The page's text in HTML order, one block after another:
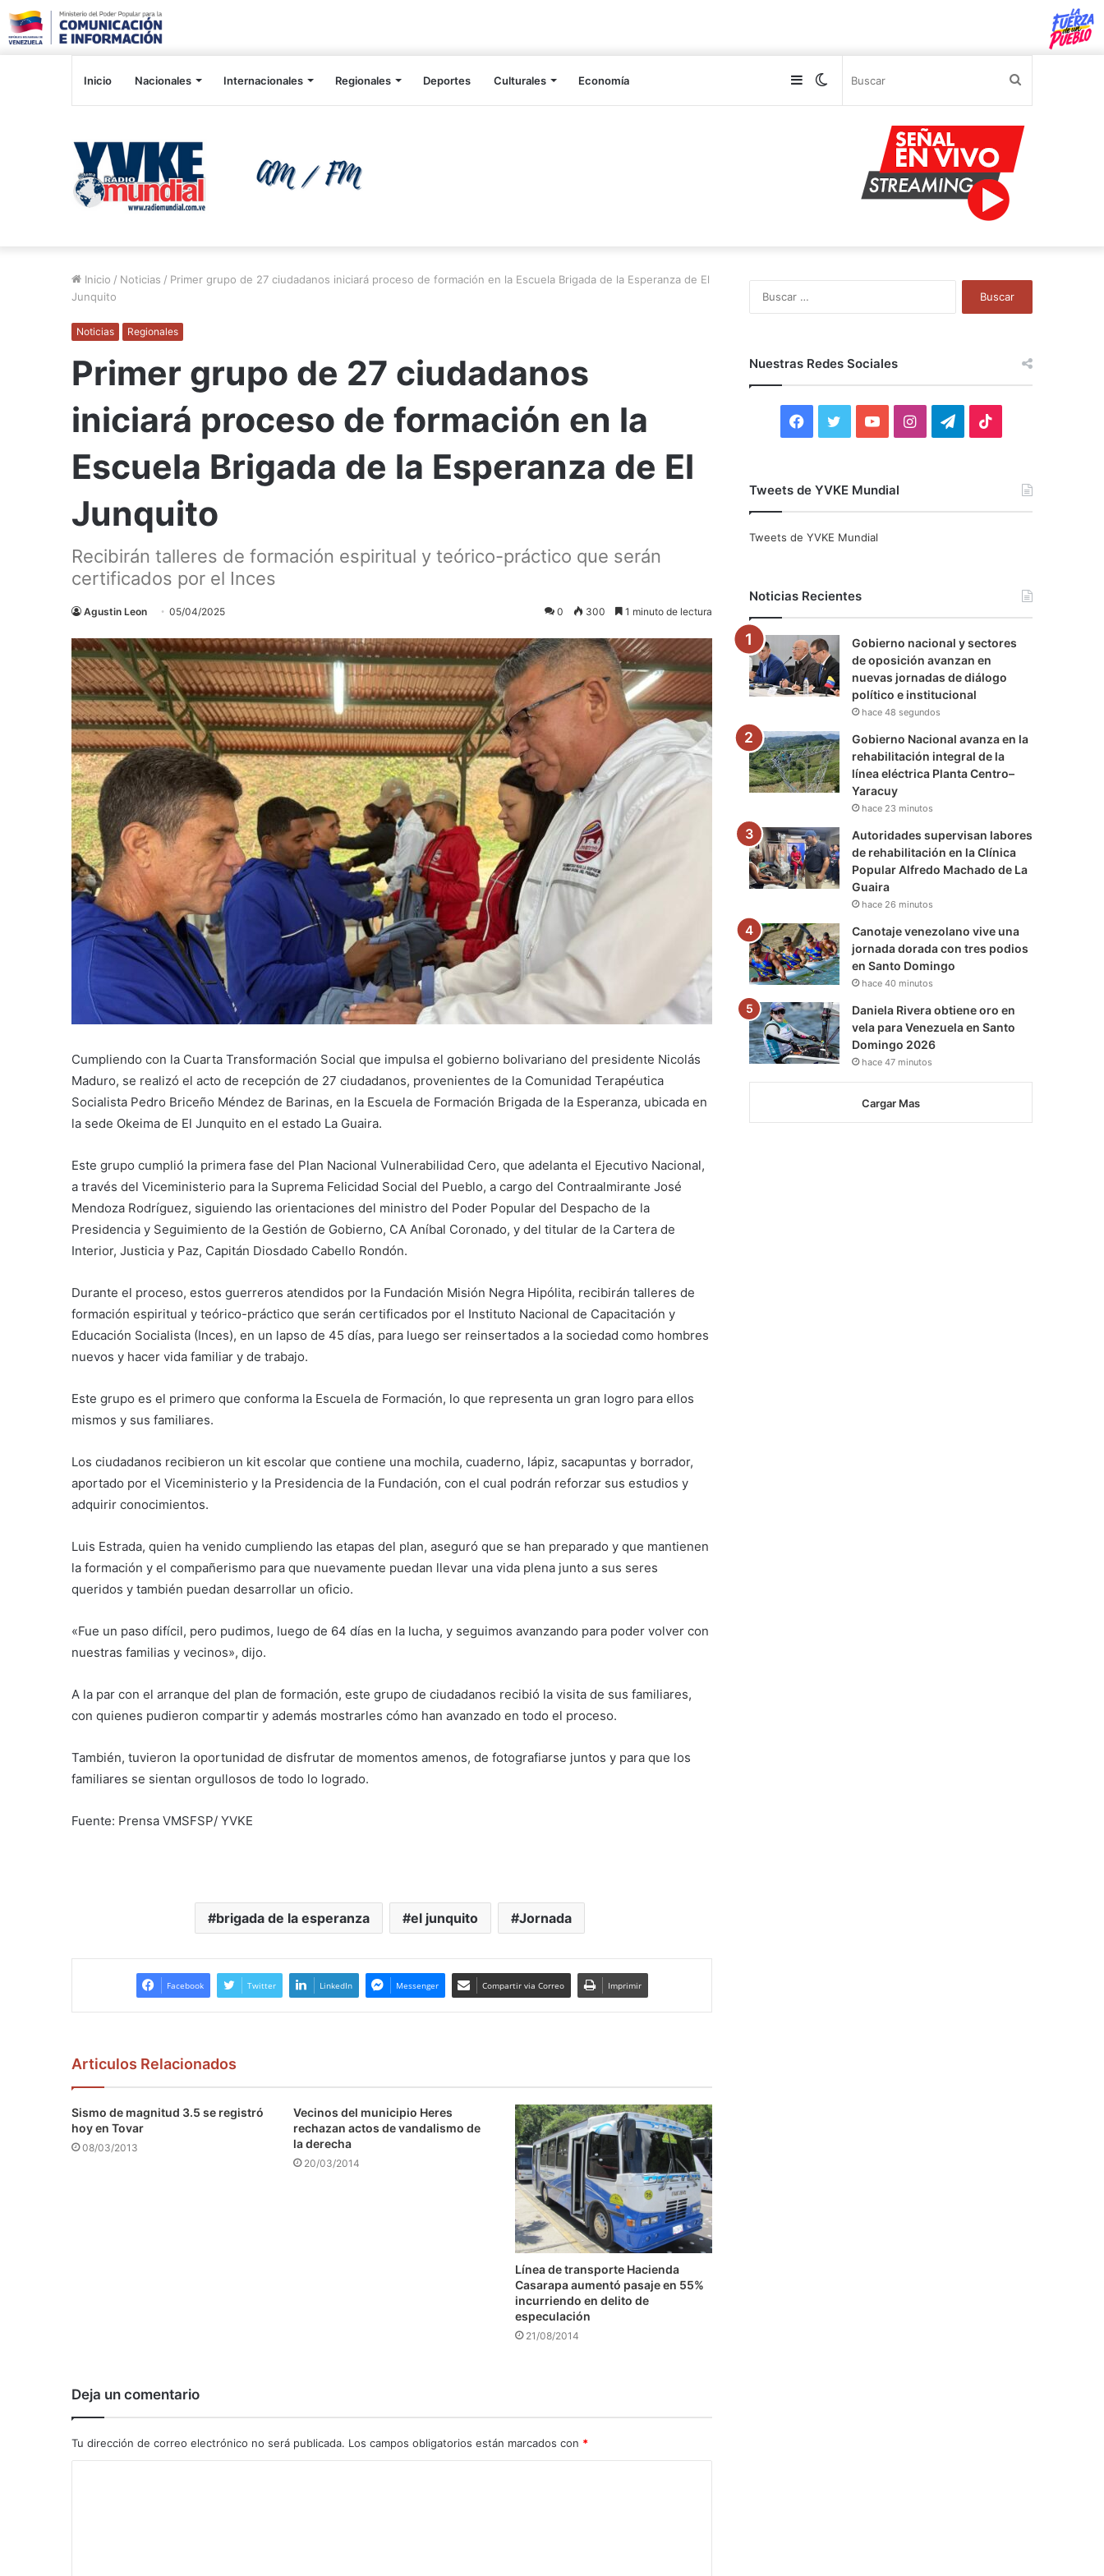
Inicio Nacionales Internacionales Regionales Deportes Culturales Economía Switch
Sidebar
Inicio / Noticias / Primer grupo de 27 ciudadanos iniciará proceso de formación en la Escuela Brigada de la Esperanza de El
Junquito
Noticias Regionales
Primer grupo de 27 ciudadanos
iniciará proceso de formación en la
Escuela Brigada de la Esperanza de El
Junquito
Recibirán talleres de formación espiritual y teórico-práctico que serán
certificados por el Inces
Agustin Leon 05/04/2025 0 300 1 minuto de lectura
Cumpliendo con la Cuarta Transformación Social que impulsa el gobierno bolivariano del presidente Nicolás
Maduro, se realizó el acto de recepción de 27 ciudadanos, provenientes de la Comunidad Terapéutica
Socialista Pedro Briceño Méndez de Barinas, en la Escuela de Formación Brigada de la Esperanza, ubicada en
la sede Okeima de El Junquito en el estado La Guaira.
Este grupo cumplió la primera fase del Plan Nacional Vulnerabilidad Cero, que adelanta el Ejecutivo Nacional,
a través del Viceministerio para la Suprema Felicidad Social del Pueblo, a cargo del Contraalmirante José
Mendoza Rodríguez, siguiendo las orientaciones del ministro del Poder Popular del Despacho de la
Presidencia y Seguimiento de la Gestión de Gobierno, CA Aníbal Coronado, y del titular de la Cartera de
Interior, Justicia y Paz, Capitán Diosdado Cabello Rondón.
Durante el proceso, estos guerreros atendidos por la Fundación Misión Negra Hipólita, recibirán talleres de
formación espiritual y teórico-práctico que serán certificados por el Instituto Nacional de Capacitación y
Educación Socialista (Inces), en un lapso de 45 días, para luego ser reinsertados a la sociedad como hombres
nuevos y hacer vida familiar y de trabajo.
Este grupo es el primero que conforma la Escuela de Formación, lo que representa un gran logro para ellos
mismos y sus familiares.
Los ciudadanos recibieron un kit escolar que contiene una mochila, cuaderno, lápiz, sacapuntas y borrador,
aportado por el Viceministerio y la Presidencia de la Fundación, con el cual podrán reforzar sus estudios y
adquirir conocimientos.
Luis Estrada, quien ha venido cumpliendo las etapas del plan, aseguró que se han preparado y que mantienen
la formación y el compañerismo para que nuevamente puedan llevar una vida plena junto a sus seres
queridos y también puedan desarrollar un oficio.
«Fue un paso difícil, pero pudimos, luego de 64 días en la lucha, y seguimos avanzando para poder volver con
nuestras familias y vecinos», dijo.
A la par con el arranque del plan de formación, este grupo de ciudadanos recibió la visita de sus familiares,
con quienes pudieron compartir y además mostrarles cómo han avanzado en todo el proceso.
También, tuvieron la oportunidad de disfrutar de momentos amenos, de fotografiarse juntos y para que los
familiares se sientan orgullosos de todo lo logrado.
Fuente: Prensa VMSFSP/ YVKE
brigada de la esperanza el junquito Jornada
Facebook Twitter LinkedIn Messenger Compartir via Correo Imprimir
Articulos Relacionados
Sismo de magnitud 3.5 se registró
hoy en Tovar
08/03/2013
Vecinos del municipio Heres
rechazan actos de vandalismo de
la derecha
20/03/2014
Línea de transporte Hacienda
Casarapa aumentó pasaje en 55%
incurriendo en delito de
especulación
21/08/2014
Deja un comentario
Tu dirección de correo electrónico no será publicada. Los campos obligatorios están marcados con *
Nuestras Redes Sociales
F
c
o
k
i
r
Y
u
e
I
r
a
m
T
a
m
Tweets de YVKE Mundial
Tweets de YVKE Mundial
Noticias Recientes
Gobierno nacional y sectores
de oposición avanzan en
nuevas jornadas de diálogo
político e institucional
hace 48 segundos
Gobierno Nacional avanza en la
rehabilitación integral de la
línea eléctrica Planta Centro–
Yaracuy
hace 23 minutos
Autoridades supervisan labores
de rehabilitación en la Clínica
Popular Alfredo Machado de La
Guaira
hace 26 minutos
Canotaje venezolano vive una
jornada dorada con tres podios
en Santo Domingo
hace 40 minutos
Daniela Rivera obtiene oro en
vela para Venezuela en Santo
Domingo 2026
hace 47 minutos
Cargar Mas